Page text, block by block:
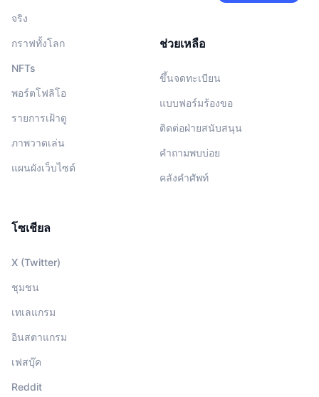
จริง
กราฟทั้งโลก
NFTs
พอร์ตโฟลิโอ
รายการเฝ้าดู
ภาพวาดเล่น
แผนผังเว็บไซต์
ช่วยเหลือ
ขึ้นจดทะเบียน
แบบฟอร์มร้องขอ
ติดต่อฝ่ายสนับสนุน
คำถามพบบ่อย
คลังคำศัพท์
โซเชียล
X (Twitter)
ชุมชน
เทเลแกรม
อินสตาแกรม
เฟสบุ๊ค
Reddit